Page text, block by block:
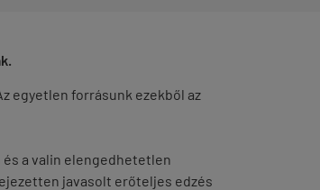
egyetlen forrásunk ezekből az
és a valin elengedhetetlen
javasolt erőteljes edzés